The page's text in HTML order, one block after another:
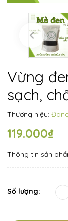
Vừng
sạch,
Thương hiệu:
119.000₫
Thông tin sản
Số lượng: -